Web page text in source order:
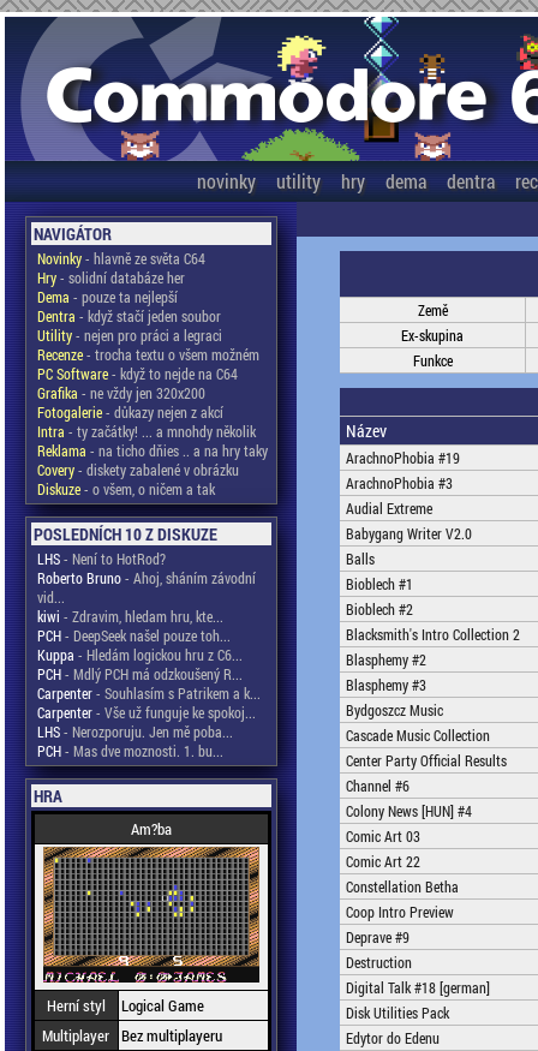
novinky utility hry dema dentra
NAVIGÁTOR
Novinky- hlavně ze světa C64
Hry- solidní databáze her
Dema - pouze ta nejlepší
Dentra - když stačí jeden soubor
Utility- nejen pro práci a legraci
Recenze- trocha textu o všem možném
PC Software- když to nejde na C64
Grafika - ne vždy jen 320x200
Fotogalerie- důkazy nejen z akcí
Intra - ty začátky! ... a mnohdy několik
Reklama - na ticho dňies .. a na hry taky
Covery- diskety zabalené v obrázku
Diskuze- o všem, o ničem a tak
POSLEDNÍCH 10 Z DISKUZE
LHS- Není to HotRod?
Roberto Bruno- Ahoj, sháním závodní
vid...
kiwi - Zdravim, hledam hru, kte...
PCH- DeepSeek našel pouze toh...
Kuppa - Hledám logickou hru z C6...
PCH- Mdlý PCH má odzkoušený R...
Carpenter- Souhlasím s Patrikem a k...
Carpenter- Vše už funguje ke spokoj...
LHS- Nerozporuju. Jen mě poba...
PCH- Mas dve moznosti. 1. bu...
HRA
Am?ba
Herní styl
Logical Game
Multiplayer Bez multiplayeru
Země
Ex-skupina
Funkce
Název
ArachnoPhobia #19
ArachnoPhobia #3
Audial Extreme
Babygang Writer V2.0
Balls
Bioblech #1
Bioblech #2
Blacksmith's Intro Collection 2
Blasphemy #2
Blasphemy #3
Bydgoszcz Music
Cascade Music Collection
Center Party Official Results
Channel #6
Colony News [HUN] #4
Comic Art 03
Comic Art 22
Constellation Betha
Coop Intro Preview
Deprave #9
Destruction
Digital Talk #18 [german]
Disk Utilities Pack
Edytor do Edenu